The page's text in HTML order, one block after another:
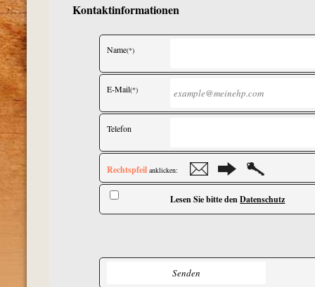
Kontaktinformationen
Name(*)
E-Mail(*)
Telefon
Rechtspfeil anklicken:
Lesen Sie bitte denDatenschutz